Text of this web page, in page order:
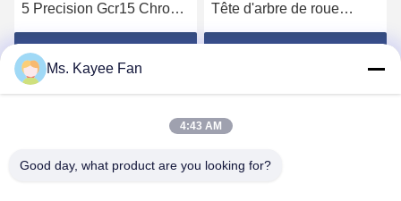
5 Precision Gcr15 Chromé
en acier à double rangée
de roues pour Jaguar X-
TYPE X400 02-04
Obtenez le meilleur prix
Tête d'arbre de roue
arrière avec roue de
capteur ABS pour Wildcat
Bojun
Ms. Kayee Fan
4:43 AM
Good day, what product are you looking for?